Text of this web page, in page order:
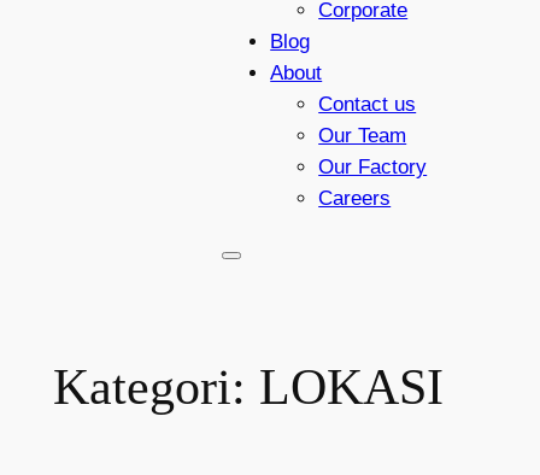
Corporate
Blog
About
Contact us
Our Team
Our Factory
Careers
Kategori: LOKASI